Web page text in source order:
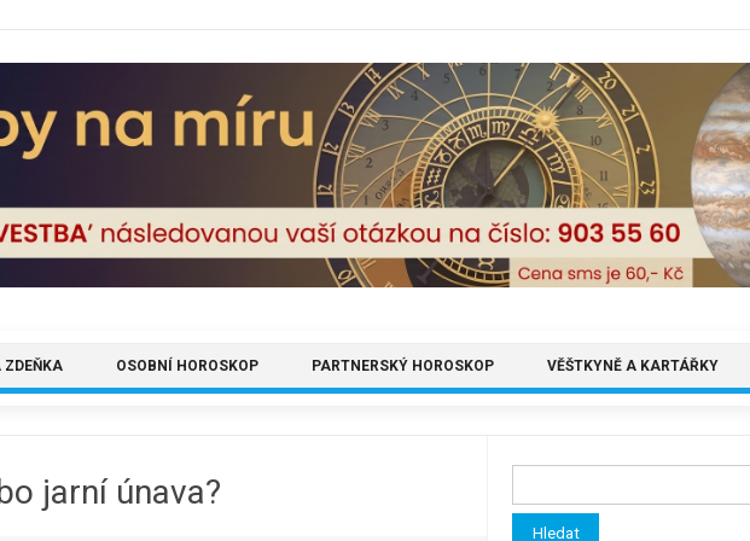
ZDEŇKA OSOBNÍ HOROSKOP PARTNERSKÝ HOROSKOP VĚŠTKYNĚ A KARTÁŘKY
jarní únava?